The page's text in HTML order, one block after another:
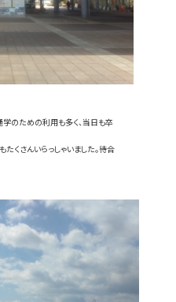
のための利用も多く、当日も卒
くさんいらっしゃいました。待合